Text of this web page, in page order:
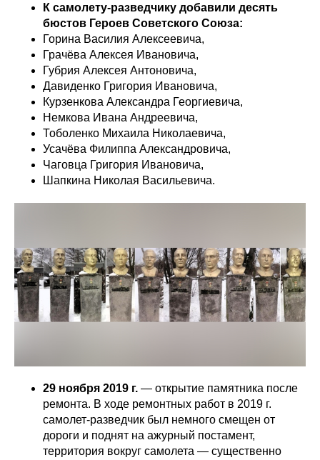
К самолету-разведчику добавили десять
бюстов Героев Советского Союза:
Горина Василия Алексеевича,
Грачёва Алексея Ивановича,
Губрия Алексея Антоновича,
Давиденко Григория Ивановича,
Курзенкова Александра Георгиевича,
Немкова Ивана Андреевича,
Тоболенко Михаила Николаевича,
Усачёва Филиппа Александровича,
Чаговца Григория Ивановича,
Шапкина Николая Васильевича.
29 ноября 2019 г. — открытие памятника после
ремонта. В ходе ремонтных работ в 2019 г.
самолет-разведчик был немного смещен от
дороги и поднят на ажурный постамент,
территория вокруг самолета — существенно